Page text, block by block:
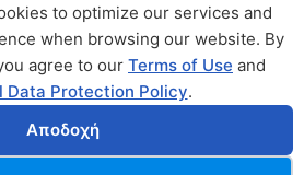
to optimize our services and
when browsing our website. By
agree to our Terms of Use and
Data Protection Policy.
Αποδοχή
Developed by Wizy